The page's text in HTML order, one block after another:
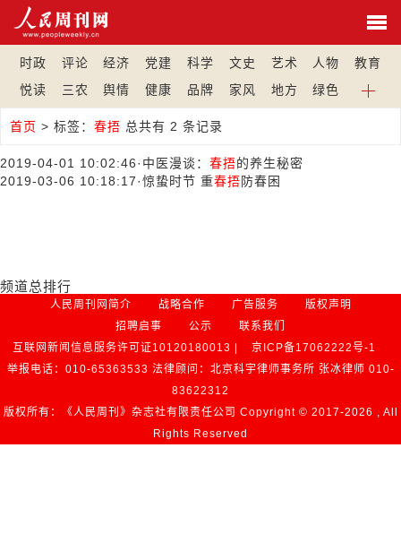
时政 评论 经济 党建 科学 文史 艺术 人物
教育
悦读
三农 舆情 健康 品牌 家风 地方 绿色
首页 > 标签： 春捂 总共有 2 条记录
2019-04-01 10:02:46· 中医漫谈： 春捂的养生秘密
2019-03-06 10:18:17·惊蛰时节 重春捂防春困
频道总排行
人民周刊网简介 战略合作 广告服务
版权声明
招聘启事
公示
联系我们
互联网新闻信息服务许可证10120180013 |
京ICP备17062222号-1
举报电话：010-65363533 法律顾问：北京科宇律师事务所 张冰律师 010-
83622312
版权所有：《人民周刊》杂志社有限责任公司 Copyright © 2017-2026 , All
Rights Reserved